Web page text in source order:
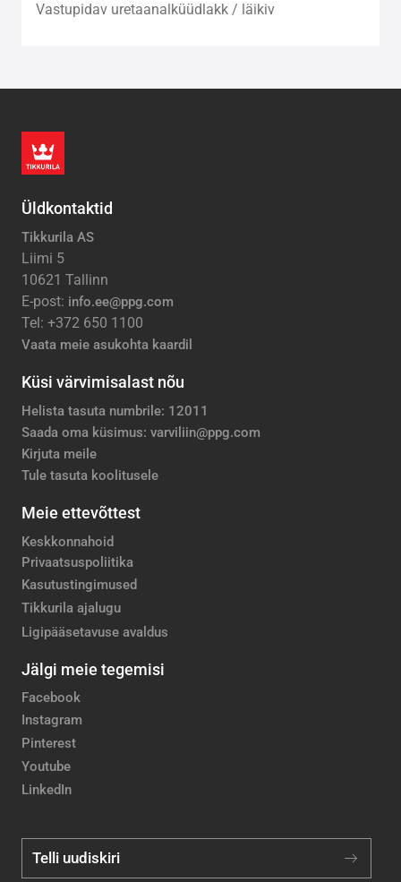
Vastupidav uretaanalküüdlakk / läikiv
Üldkontaktid
Tikkurila AS
Liimi 5
10621 Tallinn
E-post: info.ee@ppg.com
Tel: +372 650 1100
Vaata meie asukohta kaardil
Küsi värvimisalast nõu
Helista tasuta numbrile: 12011
Saada oma küsimus: varviliin@ppg.com
Kirjuta meile
Tule tasuta koolitusele
Meie ettevõttest
Keskkonnahoid
Privaatsuspoliitika
Kasutustingimused
Tikkurila ajalugu
Ligipääsetavuse avaldus
Jälgi meie tegemisi
Facebook
Instagram
Pinterest
Youtube
LinkedIn
Telli uudiskiri